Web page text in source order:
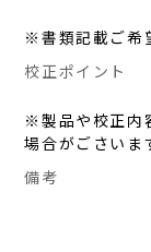
※書類記載ご希
校正ポイント
※製品や校正内
場合がごさいま
備考